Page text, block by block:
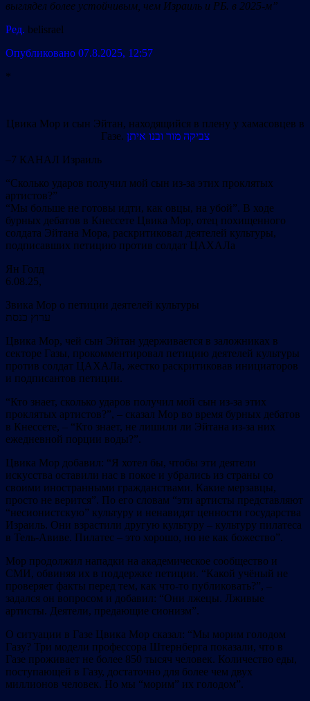
выглядел более устойчивым, чем Израиль и РБ. в 2025-м”
Ред. belisrael
Опубликовано 07.8.2025, 12:57
*
Цвика Мор и сын Эйтан, находящийся в плену у хамасовцев в
Газе. צביקה מור ובנו איתן
–7 КАНАЛ Израиль
“Сколько ударов получил мой сын из-за этих проклятых
артистов?”
“Мы больше не готовы идти, как овцы, на убой”. В ходе
бурных дебатов в Кнессете Цвика Мор, отец похищенного
солдата Эйтана Мора, раскритиковал деятелей культуры,
подписавших петицию против солдат ЦАХАЛа
Ян Голд
6.08.25,
Звика Мор о петиции деятелей культуры
ערוץ כנסת
Цвика Мор, чей сын Эйтан удерживается в заложниках в
секторе Газы, прокомментировал петицию деятелей культуры
против солдат ЦАХАЛа, жестко раскритиковав инициаторов
и подписантов петиции.
“Кто знает, сколько ударов получил мой сын из-за этих
проклятых артистов?”, – сказал Мор во время бурных дебатов
в Кнессете, – “Кто знает, не лишили ли Эйтана из-за них
ежедневной порции воды?”.
Цвика Мор добавил: “Я хотел бы, чтобы эти деятели
искусства оставили нас в покое и убрались из страны со
своими иностранными гражданствами. Какие мерзавцы,
просто не верится”. По его словам “эти артисты представляют
“несионистскую” культуру и ненавидят ценности государства
Израиль. Они взрастили другую культуру – культуру пилатеса
в Тель-Авиве. Пилатес – это хорошо, но не как божество”.
Мор продолжил нападки на академическое сообщество и
СМИ, обвиняя их в поддержке петиции. “Какой учёный не
проверяет факты перед тем, как что-то публиковать?”, –
задался он вопросом и добавил: “Они лжецы. Лживые
артисты. Деятели, предающие сионизм”.
О ситуации в Газе Цвика Мор сказал: “Мы морим голодом
Газу? Три модели профессора Штернберга показали, что в
Газе проживает не более 850 тысяч человек. Количество еды,
поступающей в Газу, достаточно для более чем двух
миллионов человек. Но мы “морим” их голодом”.